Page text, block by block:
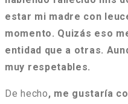
estar mi madre con
momento. Quizás eso
entidad que a otras.
muy respetables.
De hecho, me gustaría